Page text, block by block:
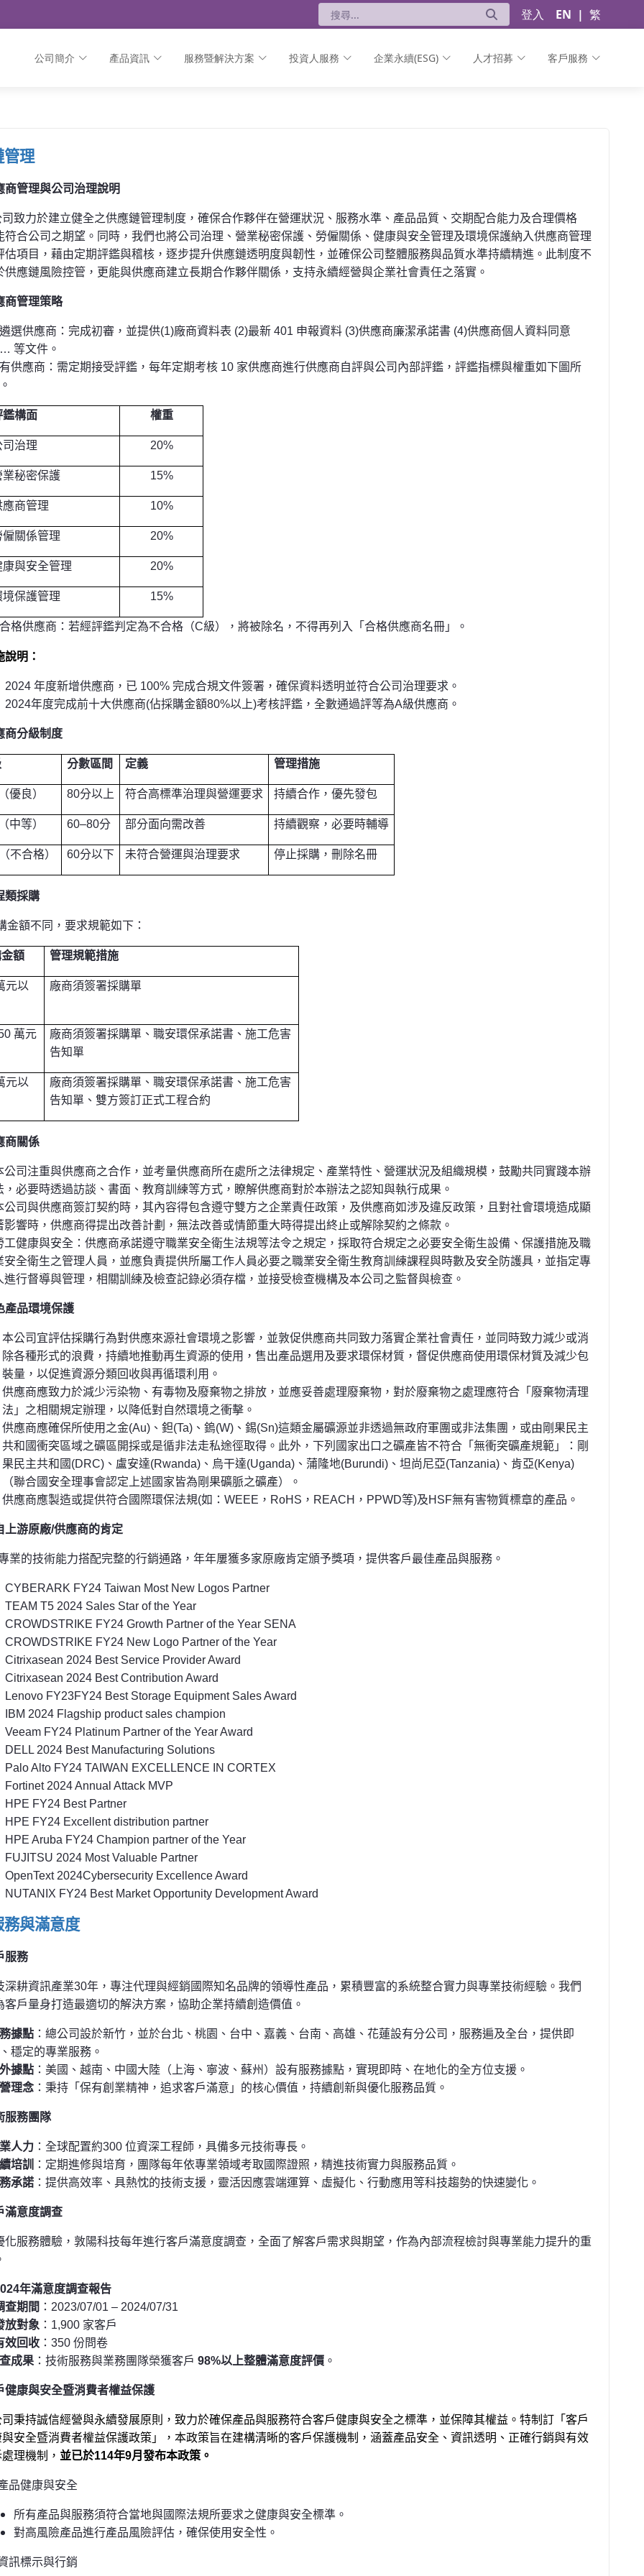
登入 EN | 繁
公司簡介 產品資訊 服務暨解決方案 投資人服務 企業永續(ESG) 人才招募 客戶服務
管理
商管理與公司治理說明
司致力於建立健全之供應鏈管理制度，確保合作夥伴在營運狀況、服務水準、產品品質、交期配合能力及合理價格
符合公司之期望。同時，我們也將公司治理、營業秘密保護、勞僱關係、健康與安全管理及環境保護納入供應商管理
估項目，藉由定期評鑑與稽核，逐步提升供應鏈透明度與韌性，並確保公司整體服務與品質水準持續精進。此制度不
供應鏈風險控管，更能與供應商建立長期合作夥伴關係，支持永續經營與企業社會責任之落實。
商管理策略
選供應商：完成初審，並提供(1)廠商資料表 (2)最新 401 申報資料 (3)供應商廉潔承諾書 (4)供應商個人資料同意
等文件。
供應商：需定期接受評鑑，每年定期考核 10 家供應商進行供應商自評與公司內部評鑑，評鑑指標與權重如下圖所
鑑構面 權重
司治理 20%
業秘密保護 15%
應商管理 10%
僱關係管理 20%
康與安全管理 20%
境保護管理 15%
格供應商：若經評鑑判定為不合格（C級），將被除名，不得再列入「合格供應商名冊」。
說明：
2024 年度新增供應商，已 100% 完成合規文件簽署，確保資料透明並符合公司治理要求。
2024年度完成前十大供應商(佔採購金額80%以上)考核評鑑，全數通過評等為A級供應商。
商分級制度
分數區間 定義 管理措施
優良） 80分以上 符合高標準治理與營運要求 持續合作，優先發包
中等） 60–80分 部分面向需改善 持續觀察，必要時輔導
不合格） 60分以下 未符合營運與治理要求 停止採購，刪除名冊
類採購
金額不同，要求規範如下：
額 管理規範措施
元以 廠商須簽署採購單
萬元
廠商須簽署採購單、職安環保承諾書、施工危害
告知單
元以
廠商須簽署採購單、職安環保承諾書、施工危害
告知單、雙方簽訂正式工程合約
商關係
公司 注重與供應商之合作，並考量供應商所在處所之法律規定、產業特性、營運狀況及組織規模，鼓勵共同實踐本辦
，必要時透過訪談、書面、教育訓練等方式，瞭解供應商對於本辦法之認知與執行成果。
公司與供應商簽訂契約時，其內容得包含遵守雙方之企業責任政策，及供應商如涉及違反政策，且對社會環境造成顯
影響時，供應商得提出改善計劃，無法改善或情節重大時得提出終止或解除契約之條款。
工健康與安全：供應商承諾遵守職業安全衛生法規等法令之規定，採取符合規定之必要安全衛生設備、保護措施及職
安全衛生之管理人員，並應負責提供所屬工作人員必要之職業安全衛生教育訓練課程與時數及安全防護具，並指定專
進行督導與管理，相關訓練及檢查記錄必須存檔，並接受檢查機構及本公司之監督與檢查。
產品環境保護
本公司宜評估採購行為對供應來源社會環境之影響，並敦促供應商共同致力落實企業社會責任，並同時致力減少或消
除各種形式的浪費，持續地推動再生資源的使用，售出產品選用及要求環保材質，督促供應商使用環保材質及減少包
裝量，以促進資源分類回收與再循環利用。
供應商應致力於減少污染物、有毒物及廢棄物之排放，並應妥善處理廢棄物，對於廢棄物之處理應符合「廢棄物清理
法」之相關規定辦理，以降低對自然環境之衝擊。
供應商應確保所使用之金(Au)、鉭(Ta)、鎢(W)、錫(Sn)這類金屬礦源並非透過無政府軍團或非法集團，或由剛果民主
共和國衝突區域之礦區開採或是循非法走私途徑取得。此外，下列國家出口之礦產皆不符合「無衝突礦產規範」：剛
果民主共和國(DRC)、盧安達(Rwanda)、烏干達(Uganda)、蒲隆地(Burundi)、坦尚尼亞(Tanzania)、肯亞(Kenya)
（聯合國安全理事會認定上述國家皆為剛果礦脈之礦產）。
供應商應製造或提供符合國際環保法規(如：WEEE，RoHS，REACH，PPWD等)及HSF無有害物質標章的產品。
上游原廠/供應商的肯定
業的技術能力搭配完整的行銷通路，年年屢獲多家原廠肯定頒予獎項，提供客戶最佳產品與服務。
CYBERARK FY24 Taiwan Most New Logos Partner
TEAM T5 2024 Sales Star of the Year
CROWDSTRIKE FY24 Growth Partner of the Year SENA
CROWDSTRIKE FY24 New Logo Partner of the Year
Citrixasean 2024 Best Service Provider Award
Citrixasean 2024 Best Contribution Award
Lenovo FY23FY24 Best Storage Equipment Sales Award
IBM 2024 Flagship product sales champion
Veeam FY24 Platinum Partner of the Year Award
DELL 2024 Best Manufacturing Solutions
Palo Alto FY24 TAIWAN EXCELLENCE IN CORTEX
Fortinet 2024 Annual Attack MVP
HPE FY24 Best Partner
HPE FY24 Excellent distribution partner
HPE Aruba FY24 Champion partner of the Year
FUJITSU 2024 Most Valuable Partner
OpenText 2024Cybersecurity Excellence Award
NUTANIX FY24 Best Market Opportunity Development Award
務與滿意度
服務
深耕資訊產業30年，專注代理與經銷國際知名品牌的領導性產品，累積豐富的系統整合實力與專業技術經驗。我們
客戶量身打造最適切的解決方案，協助企業持續創造價值。
據點 ：總公司設於新竹，並於台北、桃園、台中、嘉義、台南、高雄、花蓮設有分公司，服務遍及全台，提供即
穩定的專業服務。
據點 ：美國、越南、中國大陸（上海、寧波、蘇州）設有服務據點，實現即時、在地化的全方位支援。
理念 ：秉持「保有創業精神，追求客戶滿意」的核心價值，持續創新與優化服務品質。
服務團隊
人力 ：全球配置約300 位資深工程師，具備多元技術專長。
培訓
：定期進修與培育，團隊每年依專業領域考取國際證照，精進技術實力與服務品質。
承諾 ：提供高效率、具熱忱的技術支援，靈活因應雲端運算、虛擬化、行動應用等科技趨勢的快速變化。
滿意度調查
化服務體驗，敦陽科技每年進行客戶滿意度調查，全面了解客戶需求與期望，作為內部流程檢討與專業能力提升的重
年滿意度調查報告
查期間 ：2023/07/01 – 2024/07/31
放對象 ：1,900 家客戶
效回收 ：350 份問卷
成果 ：技術服務與業務團隊榮獲客戶 98%以上整體滿意度評價 。
健康與安全暨消費者權益保護
秉持誠信經營與永續發展原則，致力於確保產品與服務符合客戶健康與安全之標準，並保障其權益。特制訂「客戶
安全暨消費者權益保護政策」，本政策旨在建構清晰的客戶保護機制，涵蓋產品安全、資訊透明、正確行銷與有效
理機制， 並已於114年9月發布本政策。
品健康與安全
所有產品與服務須符合當地與國際法規所要求之健康與安全標準。
對高風險產品進行產品風險評估，確保使用安全性。
訊標示與行銷